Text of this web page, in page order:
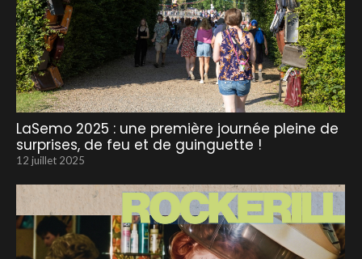
LaSemo 2025 : une première journée pleine de
surprises, de feu et de guinguette !
12 juillet 2025